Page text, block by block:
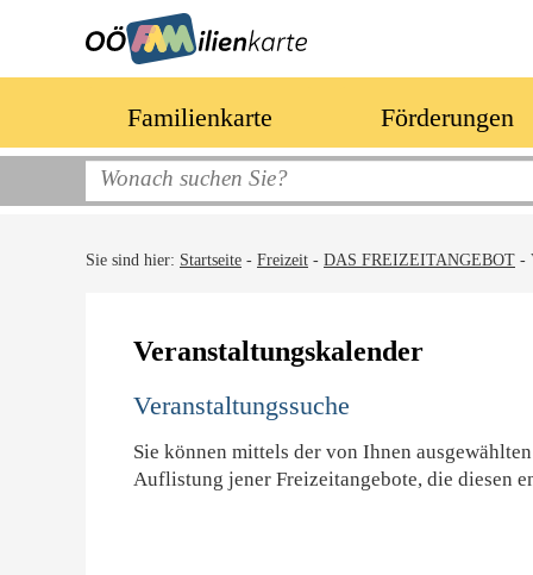
Familienkarte Förderungen
Sie sind hier: Startseite - Freizeit - DAS FREIZEITANGEBOT -
Veranstaltungskalender
Veranstaltungssuche
Sie können mittels der von Ihnen
Auflistung jener Freizeitangebote, die diesen